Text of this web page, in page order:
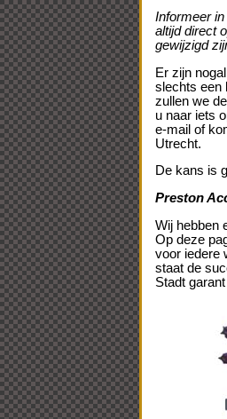
Informeer
altijd direct
gewijzigd
Er zijn
slechts een
zullen we
u naar iets
e-mail of
Utrecht.
De kans is
Preston
Wij hebben
Op deze
voor iedere
staat de
Stadt